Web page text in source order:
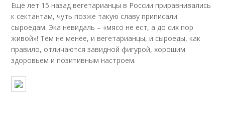
Еще лет 15 назад вегетарианцы в России приравнивались
к сектантам, чуть позже такую славу приписали
сыроедам. Эка невидаль – «мясо не ест, а до сих пор
живой»! Тем не менее, и вегетарианцы, и сыроеды, как
правило, отличаются завидной фигурой, хорошим
здоровьем и позитивным настроем.